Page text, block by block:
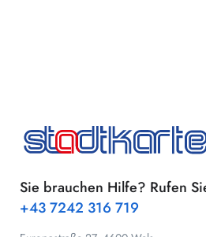
Sie brauchen Hilfe? Rufen
+43 7242 316 719